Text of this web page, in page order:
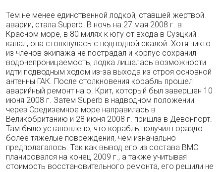
Тем не менее единственной лодкой, став­шей жертвой
аварии, стала Superb. В ночь на 27 мая 2008 г. в
Красном море, в 80 милях к югу от входа в Суэцкий
канал, она столкну­лась с подводной скалой. Хотя никто
из чле­нов экипажа не пострадал и корпус сохранил
водонепроницаемость, лодка лишалась воз­можности
идти подводным ходом из-за выхо­да из строя основной
антенны ГАК. После столкновения корабль прошел
аварийный ре­монт на о. Крит, который был завершен 10
июня 2008 г. Затем Superb в надводном положении
через Средиземное море направи­лась в
Великобританию и 28 июня 2008 г. при­шла в Девонпорт.
Там было установлено, что корабль получил гораздо
более тяжелые по­вреждения, чем изначально
предполагалось. Так как вывод его из состава ВМС
планировался на конец 2009 г., а также учитывая
стоимость восстановительного ремонта, его решили не